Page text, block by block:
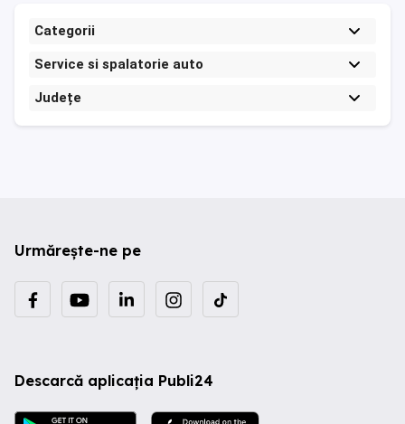
Categorii
Service si spalatorie auto
Județe
Urmărește-ne pe
Descarcă aplicația Publi24